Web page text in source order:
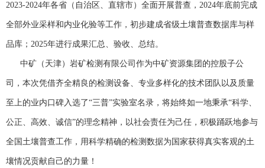
2023-2024年各省（自治区、直辖市）全面开展普查，2024年底前完成
全部外业采样和内业化验等工作，初步建成省级土壤普查数据库与样
品库；2025年进行成果汇总、验收、总结。
中矿（天津）岩矿检测有限公司作为中矿资源集团的控股子公
司，本次凭借齐全精良的检测设备、专业多样化的技术团队以及质量
至上的业内口碑入选了“三普”实验室名录，将始终如一地秉承“科学、
公正、高效、诚信”的理念精神，以社会责任为己任，积极踊跃地参与
全国土壤普查工作，用科学精确的检测数据为国家获得真实客观的土
壤情况贡献自己的力量！